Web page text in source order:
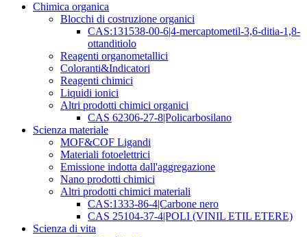
Chimica organica
Blocchi di costruzione organici
CAS:131538-00-6|4-mercaptometil-3,6-ditia-1,8-
ottanditiolo
Reagenti organometallici
Coloranti&Indicatori
Reagenti chimici
Liquidi ionici
Altri prodotti chimici organici
CAS 62306-27-8|Policarbosilano
Scienza materiale
MOF&COF Ligandi
Materiali fotoelettrici
Emissione indotta dall'aggregazione
Nano prodotti chimici
Altri prodotti chimici materiali
CAS:1333-86-4|Carbone nero
CAS 25104-37-4|POLI (VINIL ETIL ETERE)
Scienza di vita